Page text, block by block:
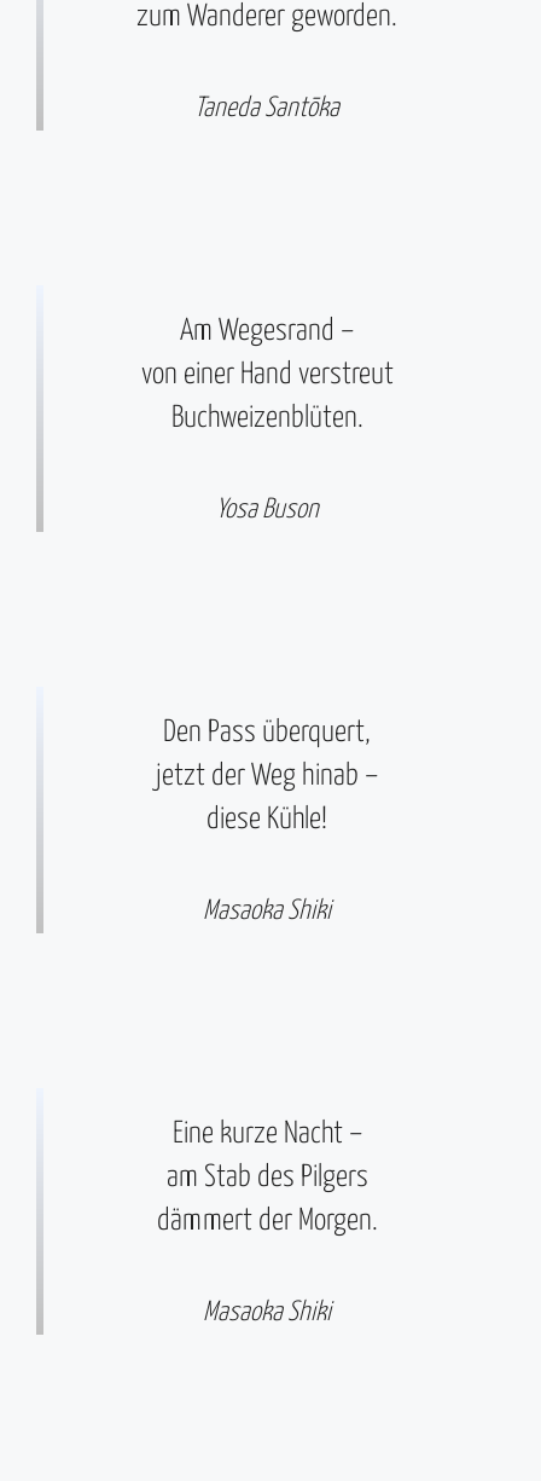
zum Wanderer geworden.
Taneda Santōka
Am Wegesrand –
von einer Hand verstreut
Buchweizenblüten.
Yosa Buson
Den Pass überquert,
jetzt der Weg hinab –
diese Kühle!
Masaoka Shiki
Eine kurze Nacht –
am Stab des Pilgers
dämmert der Morgen.
Masaoka Shiki